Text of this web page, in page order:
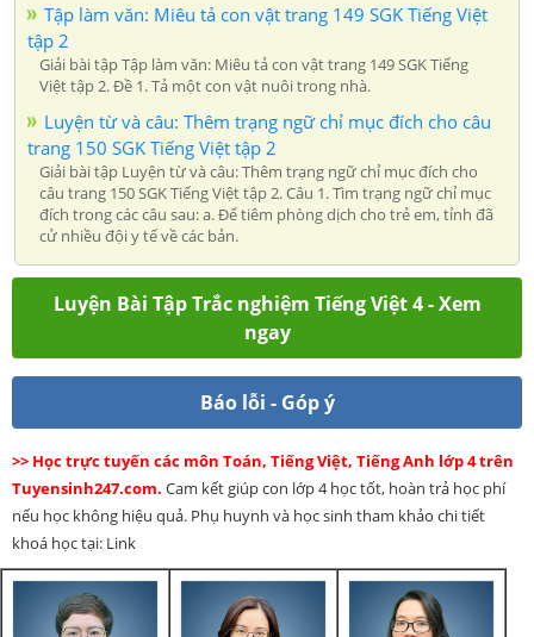
Tập làm văn: Miêu tả con vật trang 149 SGK Tiếng Việt
tập 2
Giải bài tập Tập làm văn: Miêu tả con vật trang 149 SGK Tiếng
Việt tập 2. Đề 1. Tả một con vật nuôi trong nhà.
Luyện từ và câu: Thêm trạng ngữ chỉ mục đích cho câu
trang 150 SGK Tiếng Việt tập 2
Giải bài tập Luyện từ và câu: Thêm trạng ngữ chỉ mục đích cho
câu trang 150 SGK Tiếng Việt tập 2. Câu 1. Tìm trạng ngữ chỉ mục
đích trong các câu sau: a. Để tiêm phòng dịch cho trẻ em, tỉnh đã
cử nhiều đội y tế về các bản.
Luyện Bài Tập Trắc nghiệm Tiếng Việt 4 - Xem
ngay
Báo lỗi - Góp ý
>> Học trực tuyến các môn Toán, Tiếng Việt, Tiếng Anh lớp 4 trên
Tuyensinh247.com. Cam kết giúp con lớp 4 học tốt, hoàn trả học phí
nếu học không hiệu quả. Phụ huynh và học sinh tham khảo chi tiết
khoá học tại: Link